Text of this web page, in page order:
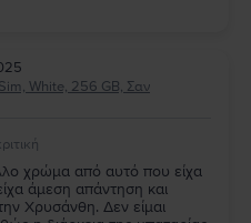
White, 256 GB, Σαν
χρώμα από αυτό που είχα
άμεση απάντηση και
Χρυσάνθη. Δεν είμαι